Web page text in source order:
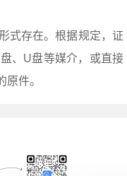
式存在。根据规定，证
、U盘等媒介，或直接
件。